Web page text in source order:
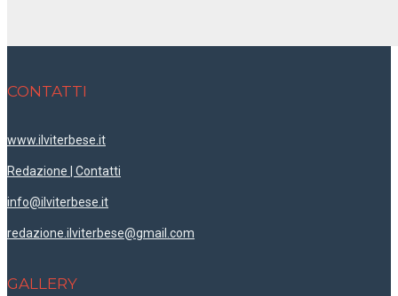
CONTATTI
www.ilviterbese.it
Redazione | Contatti
info@ilviterbese.it
redazione.ilviterbese@gmail.com
GALLERY